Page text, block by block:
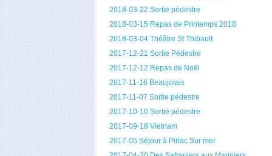
2018-03-22 Sortie pédestre
2018-03-15 Repas de Printemps 2018
2018-03-04 Théâtre St Thibault
2017-12-21 Sortie Pédestre
2017-12-12 Repas de Noël
2017-11-16 Beaujolais
2017-11-07 Sortie pédestre
2017-10-10 Sortie pédestre
2017-09-18 Vietnam
2017-05 Séjour à Piriac Sur mer